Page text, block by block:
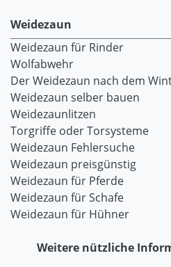
Weidezaun
Weidezaun für Rinder
Wolfabwehr
Der Weidezaun nach dem
Weidezaun selber bauen
Weidezaunlitzen
Torgriffe oder Torsysteme
Weidezaun Fehlersuche
Weidezaun preisgünstig
Weidezaun für Pferde
Weidezaun für Schafe
Weidezaun für Hühner
Weitere nützliche